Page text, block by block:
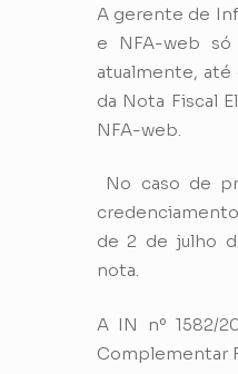
A gerente de
e NFA-web só
atualmente, até
da Nota Fiscal
NFA-web.
No caso de
de 2 de julho
nota.
A IN nº 1582/
Complementar